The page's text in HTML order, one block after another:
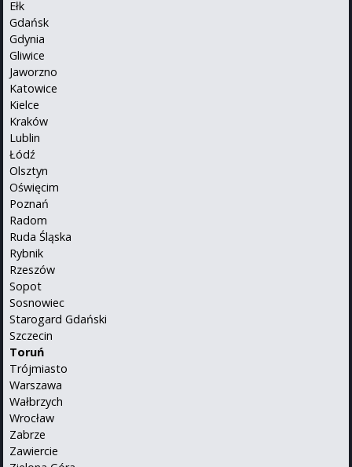
Ełk
Gdańsk
Gdynia
Gliwice
Jaworzno
Katowice
Kielce
Kraków
Lublin
Łódź
Olsztyn
Oświęcim
Poznań
Radom
Ruda Śląska
Rybnik
Rzeszów
Sopot
Sosnowiec
Starogard Gdański
Szczecin
Toruń
Trójmiasto
Warszawa
Wałbrzych
Wrocław
Zabrze
Zawiercie